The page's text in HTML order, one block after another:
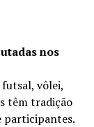
nos
vôlei,
têm tradição
participantes.